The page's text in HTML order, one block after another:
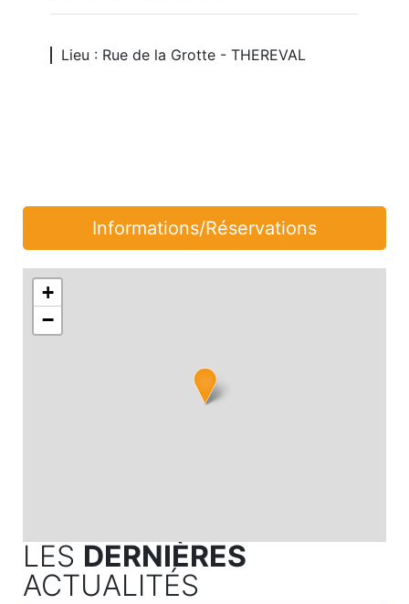
Lieu : Rue de la Grotte - THEREVAL
Informations/Réservations
+
−
LES DERNIÈRES
ACTUALITÉS